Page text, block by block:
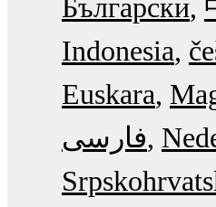
Български
Indonesia
Euskara
فارسی